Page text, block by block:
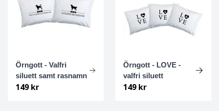
Örngott - Valfri
siluett samt rasnamn
149 kr
Örngott - LOVE -
valfri siluett
149 kr
Miniature american shepherd
Mops
Mudi